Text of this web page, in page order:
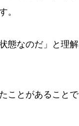
。
態なのだ」と理解
ことがあることで